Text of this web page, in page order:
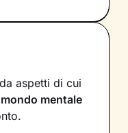
aspetti di cui
mondo mentale